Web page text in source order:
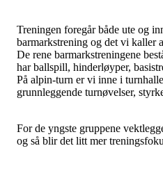
Treningen foregår både ute og
barmarkstrening og det vi kaller
De rene barmarkstreningene
har ballspill, hinderløyper,
På alpin-turn er vi inne i
grunnleggende turnøvelser,
For de yngste gruppene
og så blir det litt mer